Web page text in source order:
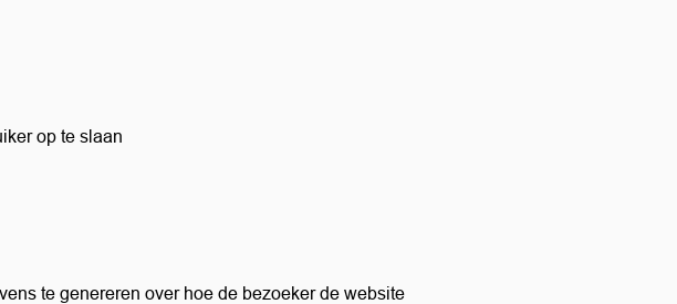
op te slaan
te genereren over hoe de bezoeker de website